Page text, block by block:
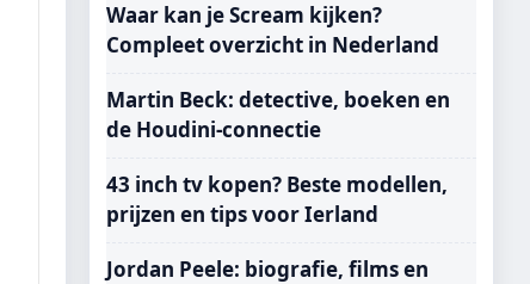
Waar kan je Scream kijken?
Compleet overzicht in Nederland
Martin Beck: detective, boeken en
de Houdini-connectie
43 inch tv kopen? Beste modellen,
prijzen en tips voor Ierland
Jordan Peele: biografie, films en